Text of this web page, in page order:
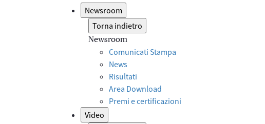
Newsroom
Torna indietro
Newsroom
Comunicati Stampa
News
Risultati
Area Download
Premi e certificazioni
Video